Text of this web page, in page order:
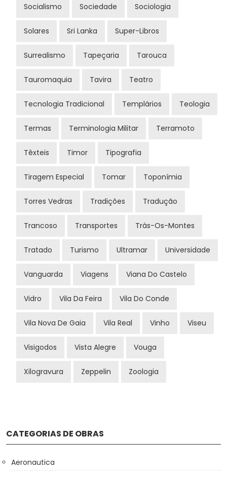
CATEGORIAS DE OBRAS
Aeronautica
Socialismo Sociedade Sociologia
Solares Sri Lanka Super-Libros
Surrealismo Tapeçaria Tarouca
Tauromaquia Tavira Teatro
Tecnologia Tradicional Templários Teologia
Termas Terminologia Militar Terramoto
Têxteis Timor Tipografia
Tiragem Especial Tomar Toponímia
Torres Vedras Tradições Tradução
Trancoso Transportes Trás-Os-Montes
Tratado Turismo Ultramar Universidade
Vanguarda Viagens Viana Do Castelo
Vidro Vila Da Feira Vila Do Conde
Vila Nova De Gaia Vila Real Vinho Viseu
Visigodos Vista Alegre Vouga
Xilogravura Zeppelin Zoologia